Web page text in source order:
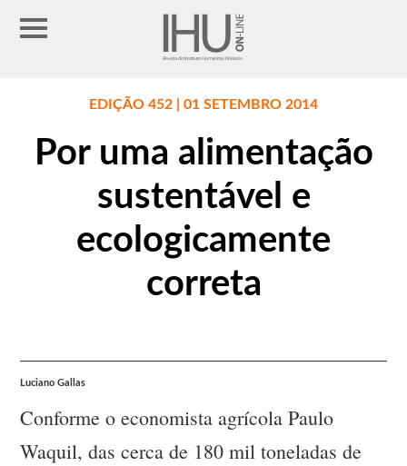
EDIÇÃO 452 | 01 SETEMBRO 2014
Por uma alimentação
sustentável e
ecologicamente
correta
Luciano Gallas
Conforme o economista agrícola Paulo
Waquil, das cerca de 180 mil toneladas de